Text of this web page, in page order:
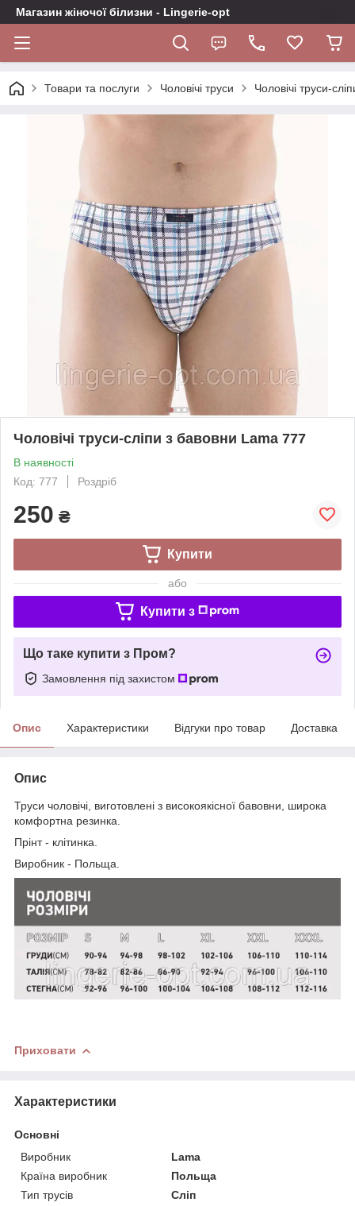
Магазин жіночої білизни - Lingerie-opt
Товари та послуги Чоловічі труси Чоловічі труси-
Чоловічі труси-сліпи з бавовни Lama 777
В наявності
Код: 777
Роздріб
250 ₴
Купити
або
Купити з
Що таке купити з Пром?
Замовлення під захистом
Опис Характеристики Відгуки про товар Доставка
Опис
Труси чоловічі, виготовлені з високоякісної бавовни, широка
комфортна резинка.
Прінт - клітинка.
Виробник - Польща.
Приховати
Характеристики
Основні
Виробник
Lama
Країна виробник
Польща
Тип трусів
Сліп